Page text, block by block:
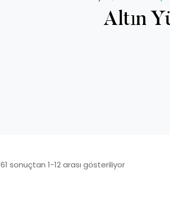
Altın
61 sonuçtan 1-12 arası gösteriliyor